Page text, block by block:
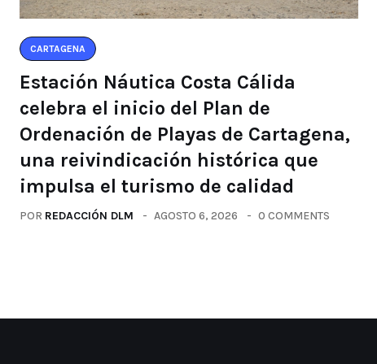
CARTAGENA
Estación Náutica Costa Cálida
celebra el inicio del Plan de
Ordenación de Playas de Cartagena,
una reivindicación histórica que
impulsa el turismo de calidad
POR REDACCIÓN DLM AGOSTO 6, 2026 0 COMMENTS